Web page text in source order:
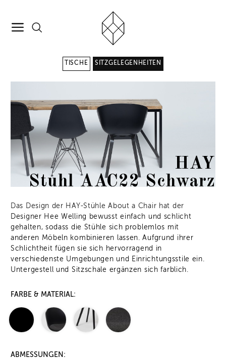
TISCHE SITZGELEGENHEITEN
HAY
Stuhl AAC22 Schwarz
Das Design der HAY-Stühle About a Chair hat der
Designer Hee Welling bewusst einfach und schlicht
gehalten, sodass die Stühle sich problemlos mit
anderen Möbeln kombinieren lassen. Aufgrund ihrer
Schlichtheit fügen sie sich hervorragend in
verschiedenste Umgebungen und Einrichtungsstile ein.
Untergestell und Sitzschale ergänzen sich farblich.
FARBE & MATERIAL:
ABMESSUNGEN: